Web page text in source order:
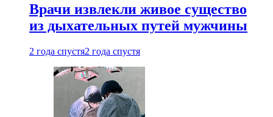
Врачи извлекли живое существо
из дыхательных путей мужчины
2 года спустя2 года спустя